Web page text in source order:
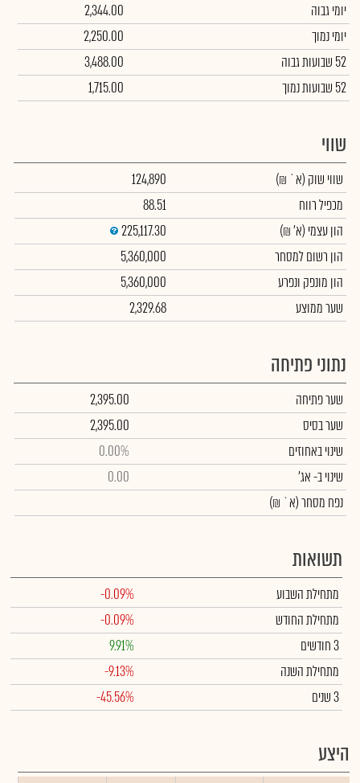
יומי גבוה
2,344.00
יומי נמוך
2,250.00
52 שבועות גבוה
3,488.00
52 שבועות נמוך
1,715.00
שווי
שווי שוק (א` ₪)
124,890
מכפיל רווח
88.51
הון עצמי (א' ₪)
225,117.30
הון רשום למסחר
5,360,000
הון מונפק ונפרע
5,360,000
שער ממוצע
2,329.68
נתוני פתיחה
שער פתיחה
2,395.00
שער בסיס
2,395.00
שינוי באחוזים
0.00%
שינויב- אג'
0.00
נפח מסחר(א` ₪)
תשואות
מתחילת השבוע
-0.09%
מתחילת החודש
-0.09%
3 חודשים
9.91%
מתחילת השנה
-9.13%
3 שנים
-45.56%
היצע